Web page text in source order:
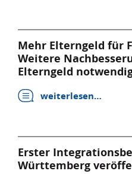
Mehr Elterngeld für
Weitere
Elterngeld
weiterlesen…
Erster
Württemberg